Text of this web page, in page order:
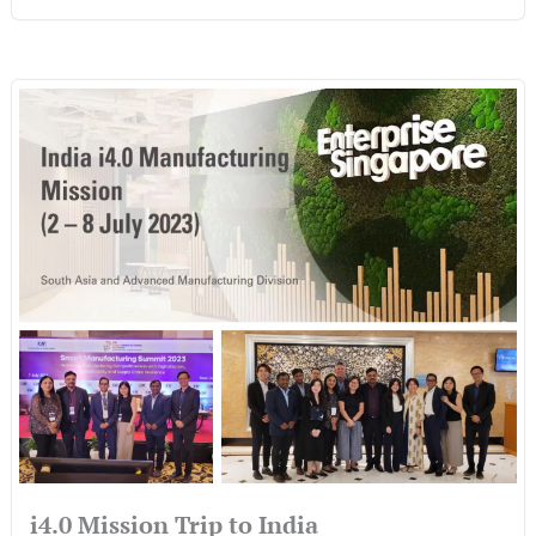
i4.0 Mission Trip to India